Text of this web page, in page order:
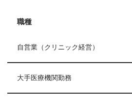
職種
自営業（クリニック経営）
大手医療機関勤務